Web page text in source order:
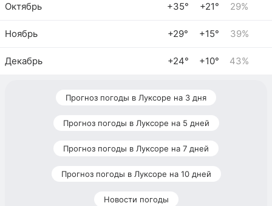
Октябрь +35° +21° 29%
Ноябрь +29° +15° 39%
Декабрь +24° +10° 43%
Прогноз погоды в Луксоре на 3 дня
Прогноз погоды в Луксоре на 5 дней
Прогноз погоды в Луксоре на 7 дней
Прогноз погоды в Луксоре на 10 дней
Новости погоды